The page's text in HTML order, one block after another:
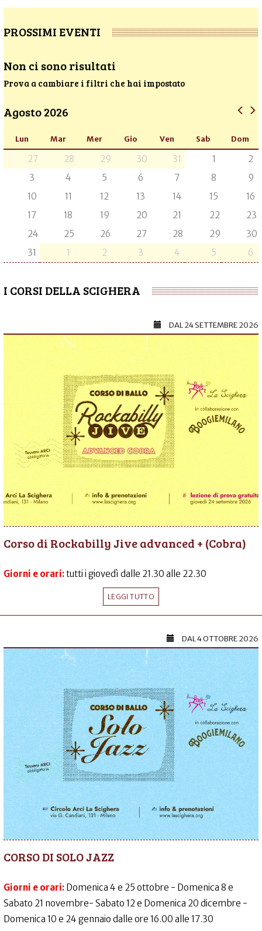
PROSSIMI EVENTI
Non ci sono risultati
Prova a cambiare i filtri che hai impostato
Agosto 2026
Lun Mar Mer Gio Ven Sab Dom
27 28 29 30 31 1
2
3
4 5 6 7 8
9
10
11 12 13 14 15
16
17
18 19 20 21 22
23
24
25 26 27 28 29
30
31
1 2 3 4 5 6
I CORSI DELLA SCIGHERA
DAL24 SETTEMBRE 2026
Corso di Rockabilly Jive advanced + (Cobra)
Giorni e orari:tutti i giovedì dalle 21.30 alle 22.30
LEGGI TUTTO
DAL4 OTTOBRE 2026
CORSO DI SOLO JAZZ
Giorni e orari: Domenica 4 e 25 ottobre - Domenica 8 e
Sabato 21 novembre- Sabato 12 e Domenica 20 dicembre -
Domenica 10 e 24 gennaio dalle ore 16.00 alle 17.30